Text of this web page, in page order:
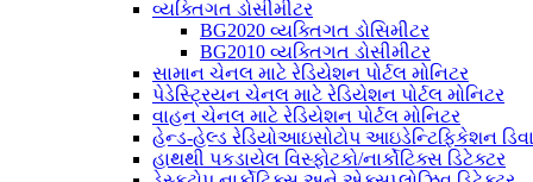
વ્યક્તિગત ડોસીમીટર
BG2020 વ્યક્તિગત ડોસિમીટર
BG2010 વ્યક્તિગત ડોસીમીટર
સામાન ચેનલ માટે રેડિયેશન પોર્ટલ મોનિટર
પેડેસ્ટ્રિયન ચેનલ માટે રેડિયેશન પોર્ટલ મોનિટર
વાહન ચેનલ માટે રેડિયેશન પોર્ટલ મોનિટર
હેન્ડ-હેલ્ડ રેડિયોઆઇસોટોપ આઇડેન્ટિફિકેશન
હાથથી પકડાયેલ વિસ્ફોટકો/નાર્કોટિક્સ ડિટેક્ટર